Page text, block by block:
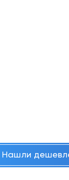
Нашли